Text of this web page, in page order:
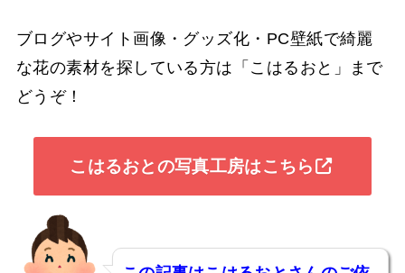
ブログやサイト画像・グッズ化・PC壁紙で綺麗
な花の素材を探している方は「こはるおと」まで
どうぞ！
こはるおとの写真工房はこちら